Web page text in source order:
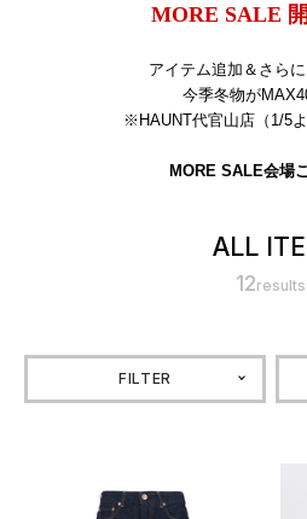
MORE SALE
アイテム追加＆さら
今季冬物が
※HAUNT代官山店（1/5
MORE SALE会場
ALL
12results
FILTER